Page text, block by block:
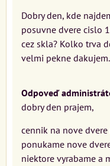
Dobry den, kde
posuvne dvere cislo
cez skla? Kolko trva
velmi pekne dakujem.
Odpoveď
dobry den prajem,
cennik na nove
ponukame nove
niektore vyrabame a